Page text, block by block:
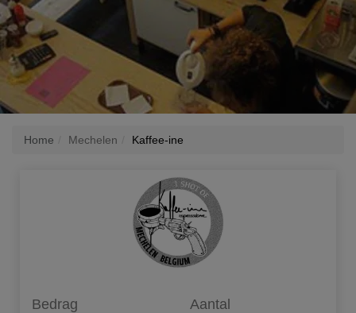
Home Mechelen Kaffee-ine
Bedrag Aantal